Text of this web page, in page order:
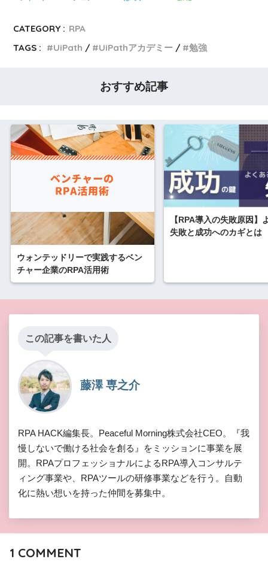
CATEGORY : RPA
TAGS :
UiPath UiPathアカデミー 勉強
おすすめ記事
ウォンテッドリーで実践するベン
チャー企業のRPA活用術
【RPA導入の失敗原因】
失敗と成功へのカギとは
この記事を書いた人
藤澤 専之介
RPA HACK編集長。Peaceful Morning株式会社CEO。『我
慢しないで働ける社会を創る』をミッションに事業を展
開。RPAプロフェッショナルによるRPA導入コンサルテ
ィング事業や、RPAツールの研修事業などを行う。自動
化に熱い想いを持った仲間を募集中。
1 COMMENT